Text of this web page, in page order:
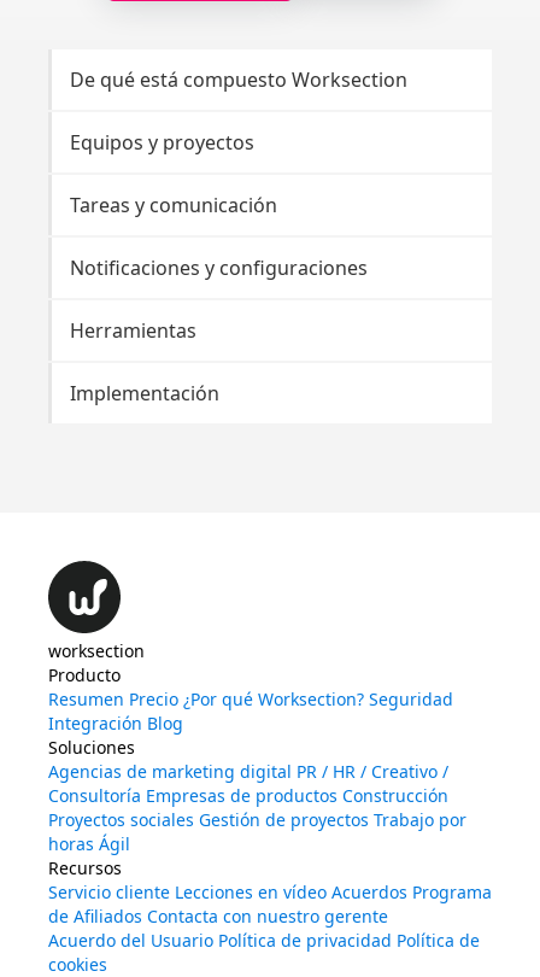
De qué está compuesto Worksection
Equipos y proyectos
Tareas y comunicación
Notificaciones y configuraciones
Herramientas
Implementación
worksection
Producto
Resumen Precio ¿Por qué Worksection? Seguridad
Integración Blog
Soluciones
Agencias de marketing digital PR / HR / Creativo /
Consultoría Empresas de productos Construcción
Proyectos sociales Gestión de proyectos Trabajo por
horas Ágil
Recursos
Servicio cliente Lecciones en vídeo Acuerdos Programa
de Afiliados Contacta con nuestro gerente
Acuerdo del Usuario Política de privacidad Política de
cookies